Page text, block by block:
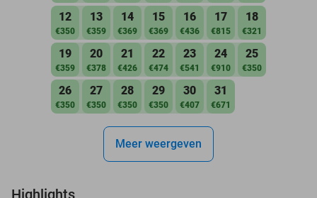
12
€350
13
€359
14
€369
15
€369
16
€436
17
€815
18
€321
19
€359
20
€378
21
€426
22
€474
23
€541
24
€910
25
€350
26
€350
27
€350
28
€350
29
€350
30
€407
31
€671
Meer weergeven
Highlights